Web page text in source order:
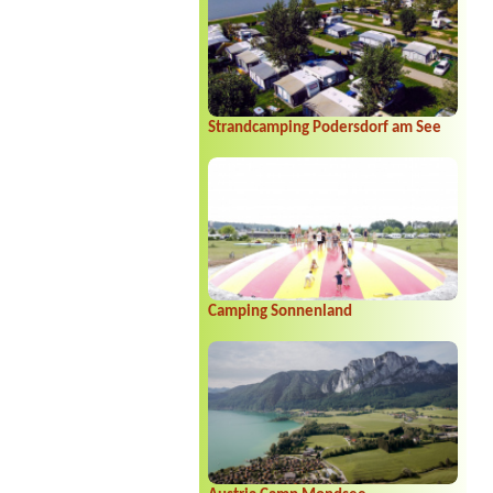
Strandcamping Podersdorf am See
Camping Sonnenland